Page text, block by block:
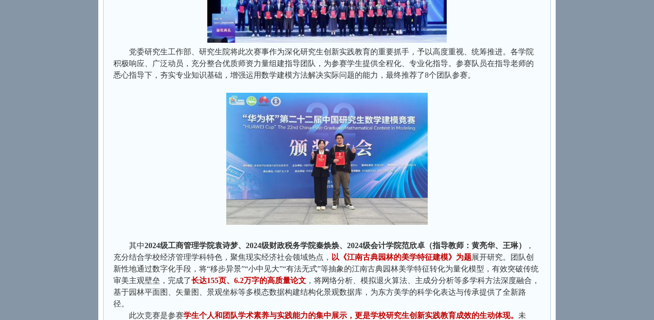
党委研究生工作部、研究生院将此次赛事作为深化研究生创新实践教育的重要抓手，予以高度重视、统筹推进。各学院
积极响应、广泛动员，充分整合优质师资力量组建指导团队，为参赛学生提供全程化、专业化指导。参赛队员在指导老师的
悉心指导下，夯实专业知识基础，增强运用数学建模方法解决实际问题的能力，最终推荐了8个团队参赛。
其中2024级工商管理学院袁诗梦、2024级财政税务学院秦焕焕、2024级会计学院范欣卓（指导教师：黄亮华、王琳）
，
充分结合学校经济管理学科特色，聚焦现实经济社会领域热点， 以《江南古典园林的美学特征建模》为题展开研究。团队创
新性地通过数字化手段，将“移步异景”“小中见大”“有法无式”等抽象的江南古典园林美学特征转化为量化模型，有效突破传统
审美主观壁垒，完成了长达155页、6.2万字的高质量论文 ，将网络分析、模拟退火算法、主成分分析等多学科方法深度融合，
基于园林平面图、矢量图、景观坐标等多模态数据构建结构化景观数据库，为东方美学的科学化表达与传承提供了全新路
径。
此次竞赛是参赛学生个人和团队学术素养与实践能力的集中展示，更是学校研究生创新实践教育成效的生动体现。 未